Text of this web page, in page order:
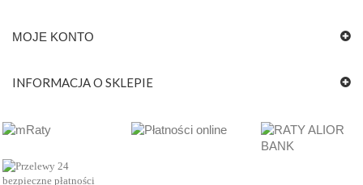
MOJE KONTO
INFORMACJA O SKLEPIE